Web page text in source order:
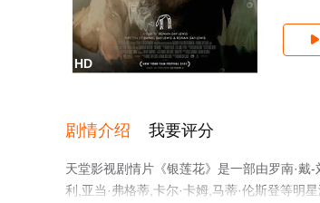
HD

剧情介绍 我要评分
天堂影视剧情片《银莲花》是一部由罗南·戴
利,亚当·弗格蒂,卡尔·卡姆,马蒂·伦斯登等明